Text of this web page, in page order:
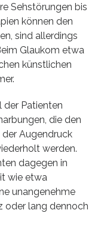
Sehstörungen bis
können den
sind allerdings
Glaukom etwa
künstlichen
der Patienten
die den
Augendruck
werden.
dagegen in
wie etwa
unangenehme
oder lang dennoch